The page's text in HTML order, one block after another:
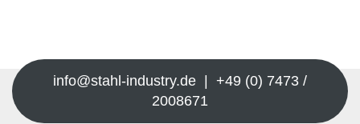
info@stahl-industry.de | +49 (0) 7473 /
2008671